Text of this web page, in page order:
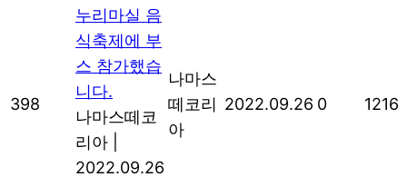
398
누리마실 음
식축제에 부
스 참가했습
니다.
나마스떼코
리아
2022.09.26
나마스
떼코리
아
2022.09.26 0 1216